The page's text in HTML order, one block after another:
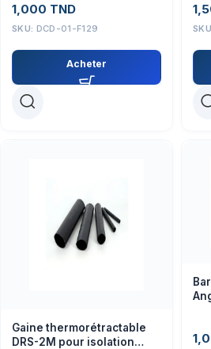
1,000 TND
SKU: DCD-01-F129
Acheter
Gaine thermorétractable
DRS-2M pour isolation